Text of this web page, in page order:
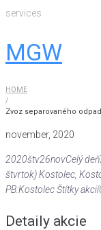
Skip
content
services
MGW
HOME
/
Zvoz separovaného
november, 2020
2020štv26novCelý deň
štvrtok)Kostolec ,
PB:KostolecŠtítky akcií
Detaily akcie